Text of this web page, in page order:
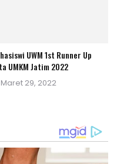
UWM 1st Runner Up
UMKM Jatim 2022
Posted
Maret 29, 2022